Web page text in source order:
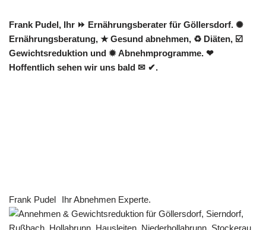
Frank Pudel, Ihr ⏩ Ernährungsberater für Göllersdorf. ✺
Ernährungsberatung, ★ Gesund abnehmen, ♻ Diäten, ☑️
Gewichtsreduktion und ✹ Abnehmprogramme. ❤
Hoffentlich sehen wir uns bald ✉ ✔.
Frank Pudel Ihr Abnehmen Experte.